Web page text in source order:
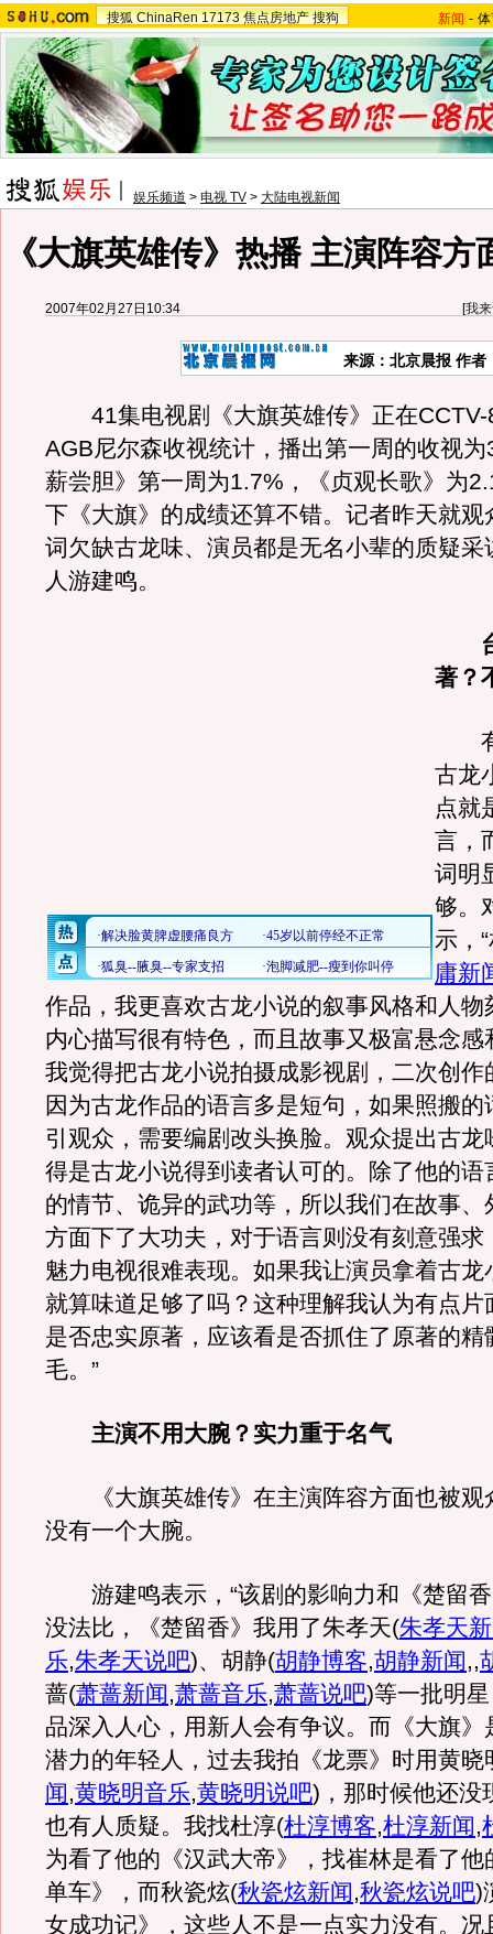
搜狐 ChinaRen 17173 焦点房地产 搜狗 新闻 -
娱乐频道 > 电视 TV > 大陆电视新闻
《大旗英雄传》热播 主演阵容方
2007年02月27日10:34 [我
来源：北京晨报 作者
41集电视剧《大旗英雄传》正在CCTV-
AGB尼尔森收视统计，播出第一周的收视
薪尝胆》第一周为1.7%，《贞观长歌》为
下《大旗》的成绩还算不错。记者昨天就观
词欠缺古龙味、演员都是无名小辈的质疑采
人游建鸣。
台
著？
有
古龙
点就
言，
词明
够。
示，
庸新
作品，我更喜欢古龙小说的叙事风格和人物
内心描写很有特色，而且故事又极富悬念感
我觉得把古龙小说拍摄成影视剧，二次创作
因为古龙作品的语言多是短句，如果照搬的
引观众，需要编剧改头换脸。观众提出古龙
得是古龙小说得到读者认可的。除了他的语
的情节、诡异的武功等，所以我们在故事、
方面下了大功夫，对于语言则没有刻意强求
魅力电视很难表现。如果我让演员拿着古龙
就算味道足够了吗？这种理解我认为有点片
是否忠实原著，应该看是否抓住了原著的精
毛。”
主演不用大腕？实力重于名气
《大旗英雄传》在主演阵容方面也被观
没有一个大腕。
游建鸣表示，“该剧的影响力和《楚留香
没法比，《楚留香》我用了朱孝天(朱孝天
乐,朱孝天说吧)、胡静(胡静博客,胡静新闻,,
蔷(萧蔷新闻,萧蔷音乐,萧蔷说吧)等一批明
品深入人心，用新人会有争议。而《大旗》
潜力的年轻人，过去我拍《龙票》时用黄晓
闻,黄晓明音乐,黄晓明说吧) ，那时候他还
也有人质疑。我找杜淳(杜淳博客,杜淳新闻,
为看了他的《汉武大帝》，找崔林是看了他
单车》，而秋瓷炫(秋瓷炫新闻,秋瓷炫说吧)
女成功记》，这些人不是一点实力没有。况